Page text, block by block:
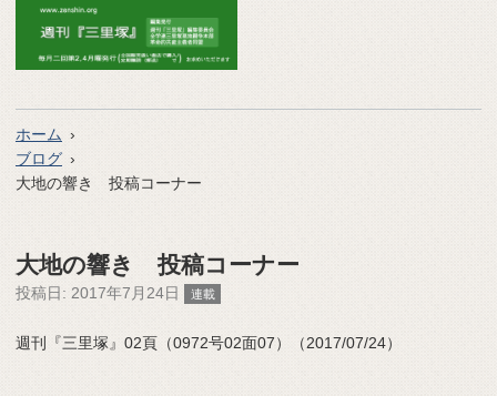
ホーム
ブログ
大地の響き 投稿コーナー
大地の響き 投稿コーナー
投稿日: 2017年7月24日 連載
週刊『三里塚』02頁（0972号02面07）（2017/07/24）